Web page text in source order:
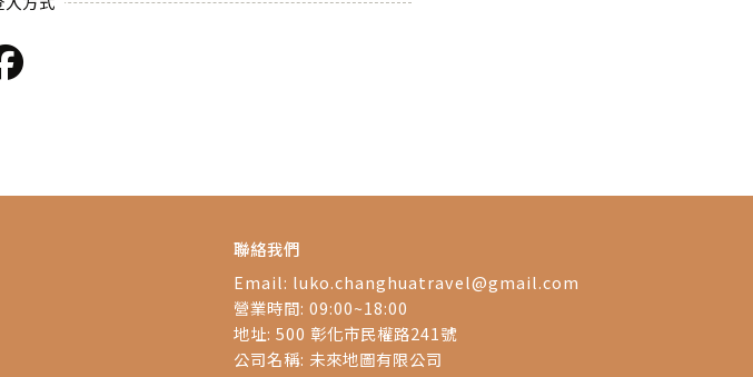
聯絡我們
Email: luko.changhuatravel@gmail.com
營業時間: 09:00~18:00
地址: 500 彰化市民權路241號
公司名稱: 未來地圖有限公司